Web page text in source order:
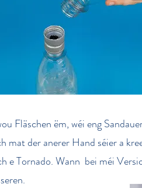
Fläschen ëm, wéi eng
mat der anerer Hand séier a
e Tornado. Wann bei méi